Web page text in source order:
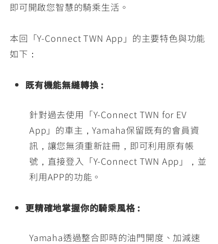
即可開啟您智慧的騎乘生活。
本回「Y-Connect TWN App」的主要特色與功能
如下：
既有機能無縫轉換 :
針對過去使用「Y-Connect TWN for EV
App」的車主，Yamaha保留既有的會員資
訊，讓您無須重新註冊，即可利用原有帳
號，直接登入「Y-Connect TWN App」，並
利用APP的功能。
更精確地掌握你的騎乘風格 :
Yamaha透過整合即時的油門開度、加減速